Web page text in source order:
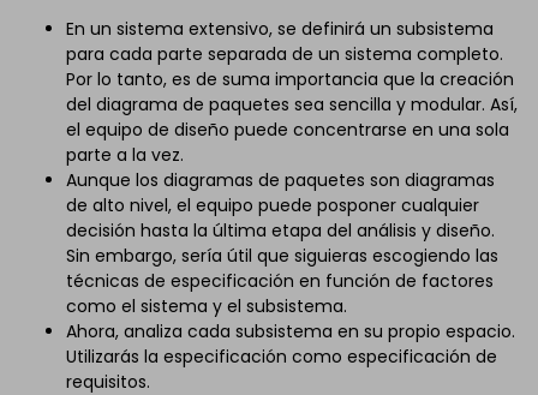
En un sistema extensivo, se definirá un subsistema
para cada parte separada de un sistema completo.
Por lo tanto, es de suma importancia que la creación
del diagrama de paquetes sea sencilla y modular. Así,
el equipo de diseño puede concentrarse en una sola
parte a la vez.
Aunque los diagramas de paquetes son diagramas
de alto nivel, el equipo puede posponer cualquier
decisión hasta la última etapa del análisis y diseño.
Sin embargo, sería útil que siguieras escogiendo las
técnicas de especificación en función de factores
como el sistema y el subsistema.
Ahora, analiza cada subsistema en su propio espacio.
Utilizarás la especificación como especificación de
requisitos.